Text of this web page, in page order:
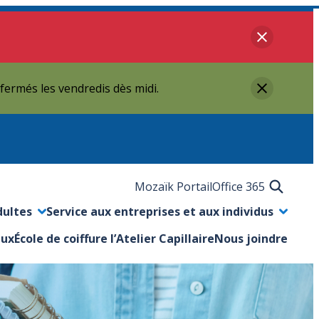
Fermer
les vendredis dès midi. Fermer
Mozaïk PortailOffice 365
Service aux entreprises et aux individus
Ouvrir/Fermer le sous-menu
École de coiffure l’Atelier CapillaireNous joindre